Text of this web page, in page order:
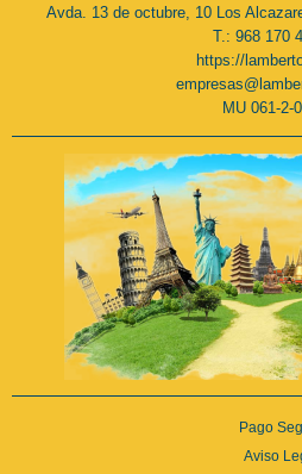
Avda. 13 de octubre, 10 Los
T.: 968 170
https://
MU 061-2-
Pago
Aviso